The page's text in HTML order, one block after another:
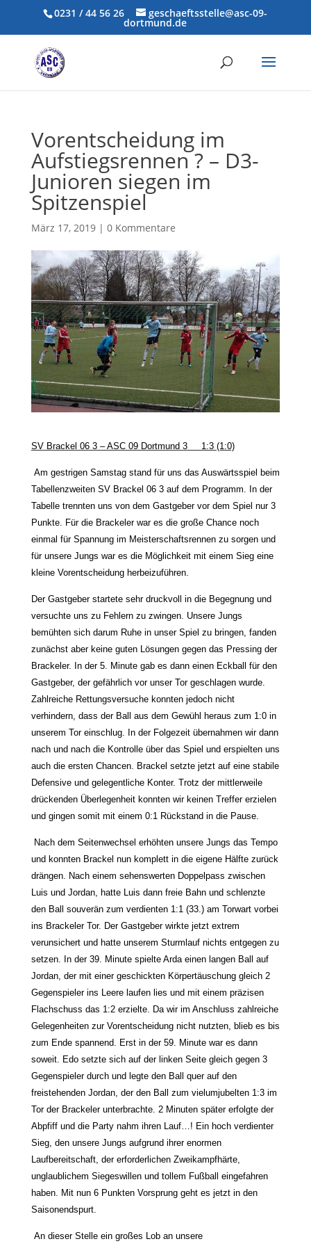
0231 / 44 56 26 geschaeftsstelle@asc-09-
dortmund.de
Vorentscheidung im
Aufstiegsrennen ? – D3-
Junioren siegen im
Spitzenspiel
März 17, 2019| 0 Kommentare
SV Brackel 06 3 – ASC 09 Dortmund 3 1:3 (1:0)
Am gestrigen Samstag stand für uns das Auswärtsspiel beim
Tabellenzweiten SV Brackel 06 3 auf dem Programm. In der
Tabelle trennten uns von dem Gastgeber vor dem Spiel nur 3
Punkte. Für die Brackeler war es die große Chance noch
einmal für Spannung im Meisterschaftsrennen zu sorgen und
für unsere Jungs war es die Möglichkeit mit einem Sieg eine
kleine Vorentscheidung herbeizuführen.
Der Gastgeber startete sehr druckvoll in die Begegnung und
versuchte uns zu Fehlern zu zwingen. Unsere Jungs
bemühten sich darum Ruhe in unser Spiel zu bringen, fanden
zunächst aber keine guten Lösungen gegen das Pressing der
Brackeler. In der 5. Minute gab es dann einen Eckball für den
Gastgeber, der gefährlich vor unser Tor geschlagen wurde.
Zahlreiche Rettungsversuche konnten jedoch nicht
verhindern, dass der Ball aus dem Gewühl heraus zum 1:0 in
unserem Tor einschlug. In der Folgezeit übernahmen wir dann
nach und nach die Kontrolle über das Spiel und erspielten uns
auch die ersten Chancen. Brackel setzte jetzt auf eine stabile
Defensive und gelegentliche Konter. Trotz der mittlerweile
drückenden Überlegenheit konnten wir keinen Treffer erzielen
und gingen somit mit einem 0:1 Rückstand in die Pause.
Nach dem Seitenwechsel erhöhten unsere Jungs das Tempo
und konnten Brackel nun komplett in die eigene Hälfte zurück
drängen. Nach einem sehenswerten Doppelpass zwischen
Luis und Jordan, hatte Luis dann freie Bahn und schlenzte
den Ball souverän zum verdienten 1:1 (33.) am Torwart vorbei
ins Brackeler Tor. Der Gastgeber wirkte jetzt extrem
verunsichert und hatte unserem Sturmlauf nichts entgegen zu
setzen. In der 39. Minute spielte Arda einen langen Ball auf
Jordan, der mit einer geschickten Körpertäuschung gleich 2
Gegenspieler ins Leere laufen lies und mit einem präzisen
Flachschuss das 1:2 erzielte. Da wir im Anschluss zahlreiche
Gelegenheiten zur Vorentscheidung nicht nutzten, blieb es bis
zum Ende spannend. Erst in der 59. Minute war es dann
soweit. Edo setzte sich auf der linken Seite gleich gegen 3
Gegenspieler durch und legte den Ball quer auf den
freistehenden Jordan, der den Ball zum vielumjubelten 1:3 im
Tor der Brackeler unterbrachte. 2 Minuten später erfolgte der
Abpfiff und die Party nahm ihren Lauf…! Ein hoch verdienter
Sieg, den unsere Jungs aufgrund ihrer enormen
Laufbereitschaft, der erforderlichen Zweikampfhärte,
unglaublichem Siegeswillen und tollem Fußball eingefahren
haben. Mit nun 6 Punkten Vorsprung geht es jetzt in den
Saisonendspurt.
An dieser Stelle ein großes Lob an unsere